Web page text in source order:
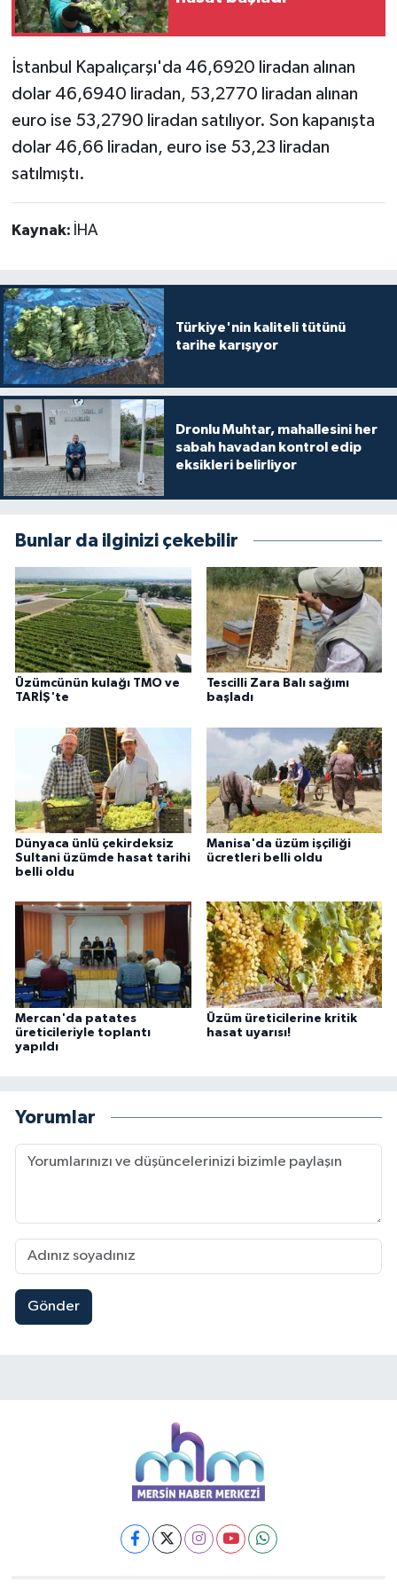
İstanbul Kapalıçarşı'da 46,6920 liradan alınan
dolar 46,6940 liradan, 53,2770 liradan alınan
euro ise 53,2790 liradan satılıyor. Son kapanışta
dolar 46,66 liradan, euro ise 53,23 liradan
satılmıştı.
Kaynak: İHA
Türkiye'nin kaliteli tütünü
tarihe karışıyor
Dronlu Muhtar, mahallesini her
sabah havadan kontrol edip
eksikleri belirliyor
Bunlar da ilginizi çekebilir
Üzümcünün kulağı TMO ve
TARİŞ'te
Tescilli Zara Balı sağımı
başladı
Dünyaca ünlü çekirdeksiz
Sultani üzümde hasat tarihi
belli oldu
Manisa'da üzüm işçiliği
ücretleri belli oldu
Mercan'da patates
üreticileriyle toplantı
yapıldı
Üzüm üreticilerine kritik
hasat uyarısı!
Yorumlar
Gönder
Teknoloji
Yaşam